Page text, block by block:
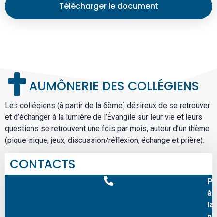
Télécharger le document
AUMÔNERIE DES COLLÉGIENS
Les collégiens (à partir de la 6ème) désireux de se retrouver
et d’échanger à la lumière de l’Évangile sur leur vie et leurs
questions se retrouvent une fois par mois, autour d’un thème
(pique-nique, jeux, discussion/réflexion, échange et prière).
CONTACTS
à
la